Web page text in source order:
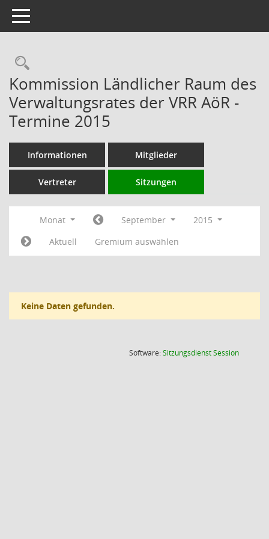
Toggle navigation
Rechercheauswahl
Kommission Ländlicher Raum des
Verwaltungsrates der VRR AöR -
Termine 2015
Informationen Mitglieder
Vertreter Sitzungen
Monat September
2015
Aktuell
Gremium auswählen
Keine Daten gefunden.
Software:SitzungsdienstSession(Wird in